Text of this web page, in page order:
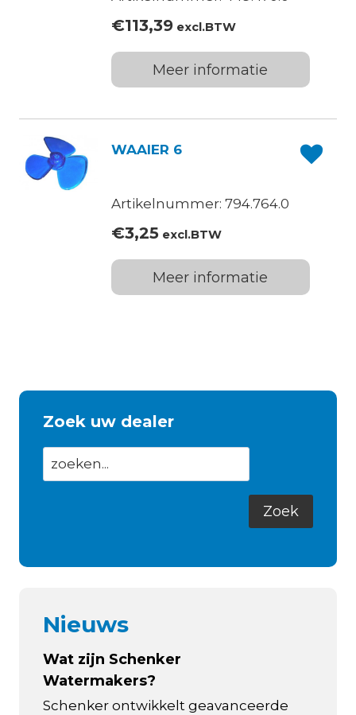
€113,39excl.BTW
Meer informatie
WAAIER 6
Artikelnummer: 794.764.0
€3,25excl.BTW
Meer informatie
Zoek uw dealer
Nieuws
Wat zijn Schenker
Watermakers?
Schenker ontwikkelt geavanceerde